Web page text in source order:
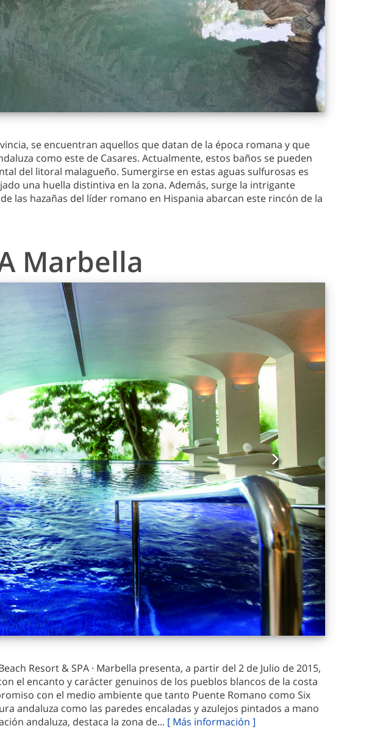
se encuentran aquellos que datan de la época romana y que
como este de Casares. Actualmente, estos baños se pueden
del litoral malagueño. Sumergirse en estas aguas sulfurosas es
una huella distintiva en la zona. Además, surge la intrigante
las hazañas del líder romano en Hispania abarcan este rincón de la
Marbella
Resort & SPA · Marbella presenta, a partir del 2 de Julio de 2015,
el encanto y carácter genuinos de los pueblos blancos de la costa
con el medio ambiente que tanto Puente Romano como Six
andaluza como las paredes encaladas y azulejos pintados a mano
andaluza, destaca la zona de... [ Más información ]